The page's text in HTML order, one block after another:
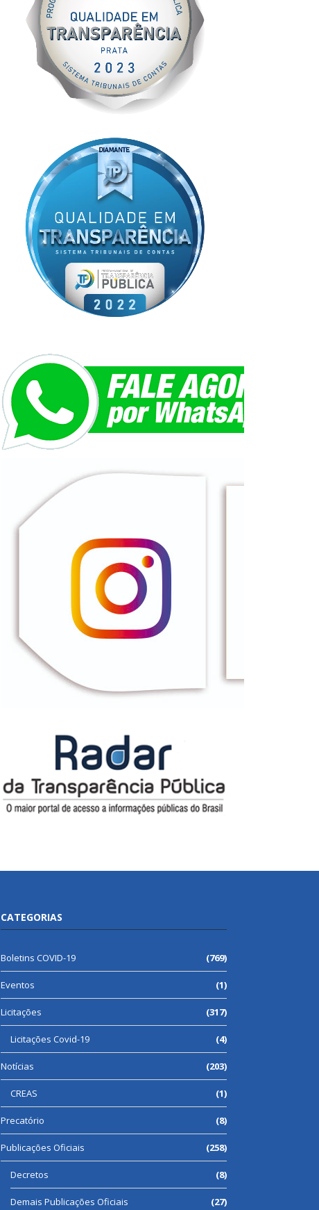
CATEGORIAS
Boletins COVID-19 (769)
Eventos (1)
Licitações (317)
Licitações Covid-19 (4)
Notícias (203)
CREAS (1)
Precatório (8)
Publicações Oficiais (258)
Decretos (8)
Demais Publicações Oficiais (27)